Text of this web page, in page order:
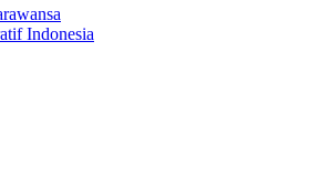
Indonesia